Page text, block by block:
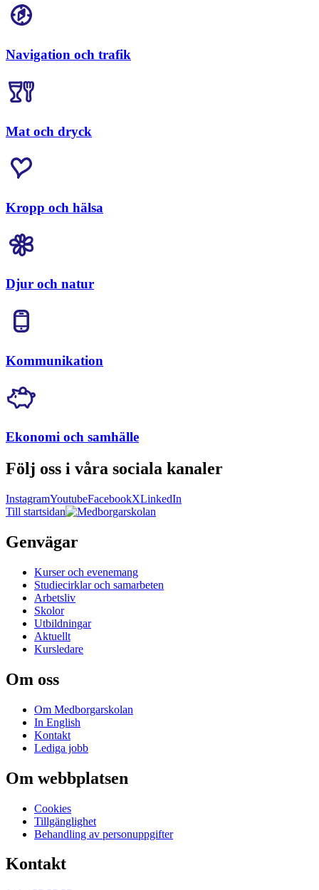
Navigation och trafik
Mat och dryck
Kropp och hälsa
Djur och natur
Kommunikation
Ekonomi och samhälle
Följ oss i våra sociala kanaler
InstagramYoutubeFacebookXLinkedIn
Till startsidan
Genvägar
Kurser och evenemang
Studiecirklar och samarbeten
Arbetsliv
Skolor
Utbildningar
Aktuellt
Kursledare
Om oss
Om Medborgarskolan
In English
Kontakt
Lediga jobb
Om webbplatsen
Cookies
Tillgänglighet
Behandling av personuppgifter
Kontakt